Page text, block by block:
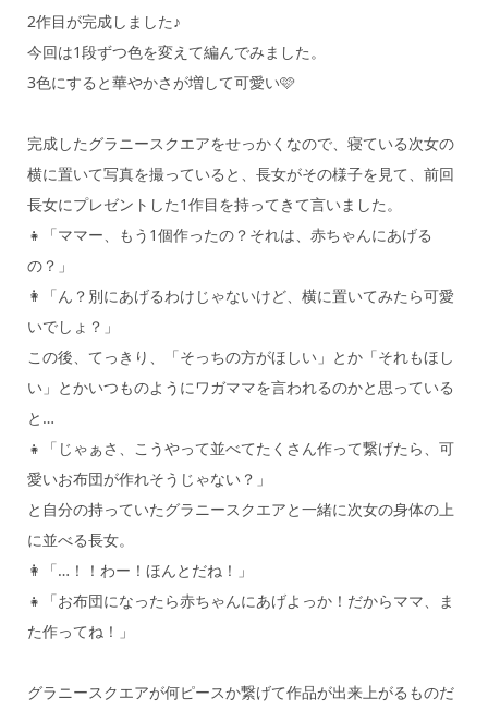
2作目が完成しました♪
今回は1段ずつ色を変えて編んでみました。
3色にすると華やかさが増して可愛い🩷
完成したグラニースクエアをせっかくなので、寝ている次女の
横に置いて写真を撮っていると、長女がその様子を見て、前回
長女にプレゼントした1作目を持ってきて言いました。
👧「ママー、もう1個作ったの？それは、赤ちゃんにあげる
の？」
👩「ん？別にあげるわけじゃないけど、横に置いてみたら可愛
いでしょ？」
この後、てっきり、「そっちの方がほしい」とか「それもほし
い」とかいつものようにワガママを言われるのかと思っている
と…
👧「じゃぁさ、こうやって並べてたくさん作って繋げたら、可
愛いお布団が作れそうじゃない？」
と自分の持っていたグラニースクエアと一緒に次女の身体の上
に並べる長女。
👩「…！！わー！ほんとだね！」
👧「お布団になったら赤ちゃんにあげよっか！だからママ、ま
た作ってね！」
グラニースクエアが何ピースか繋げて作品が出来上がるものだ